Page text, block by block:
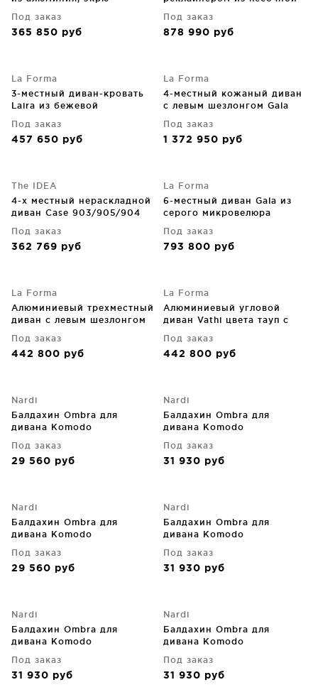
Под заказ
365 850 руб
Под заказ
878 990 руб
La Forma
3-местный диван-кровать
Laira из бежевой
Под заказ
457 650 руб
La Forma
4-местный кожаный диван
с левым шезлонгом Gala
Под заказ
1 372 950 руб
The IDEA
4-х местный нераскладной
диван Case 903/905/904
Под заказ
362 769 руб
La Forma
6-местный диван Gala из
серого микровелюра
Под заказ
793 800 руб
La Forma
Алюминиевый трехместный
диван с левым шезлонгом
Под заказ
442 800 руб
La Forma
Алюминиевый угловой
диван Vathi цвета тауп с
CM
Под заказ
442 800 руб
Nardi
Балдахин Ombra для
дивана Komodo
Под заказ
29 560 руб
Nardi
Балдахин Ombra для
дивана Komodo
Под заказ
31 930 руб
Nardi
Балдахин Ombra для
дивана Komodo
Под заказ
29 560 руб
Nardi
Балдахин Ombra для
дивана Komodo
Под заказ
31 930 руб
Nardi
Балдахин Ombra для
дивана Komodo
Под заказ
31 930 руб
Nardi
Балдахин Ombra для
дивана Komodo
Под заказ
31 930 руб